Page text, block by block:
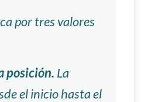
por tres valores
posición. La
el inicio hasta el